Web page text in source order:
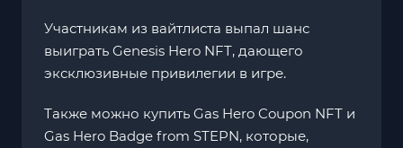
Участникам из вайтлиста выпал шанс
выиграть Genesis Hero NFT, дающего
эксклюзивные привилегии в игре.
Также можно купить Gas Hero Coupon NFT и
Gas Hero Badge from STEPN, которые,